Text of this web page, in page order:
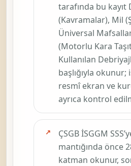
tarafında bu kayıt
(Kavramalar), Mil
Üniversal
(Motorlu Kara
Kullanılan
başlığıyla okunur;
resmî ekran ve
ayrıca kontrol
ÇSGB İSGGM
mantığında önce
katman okunur,